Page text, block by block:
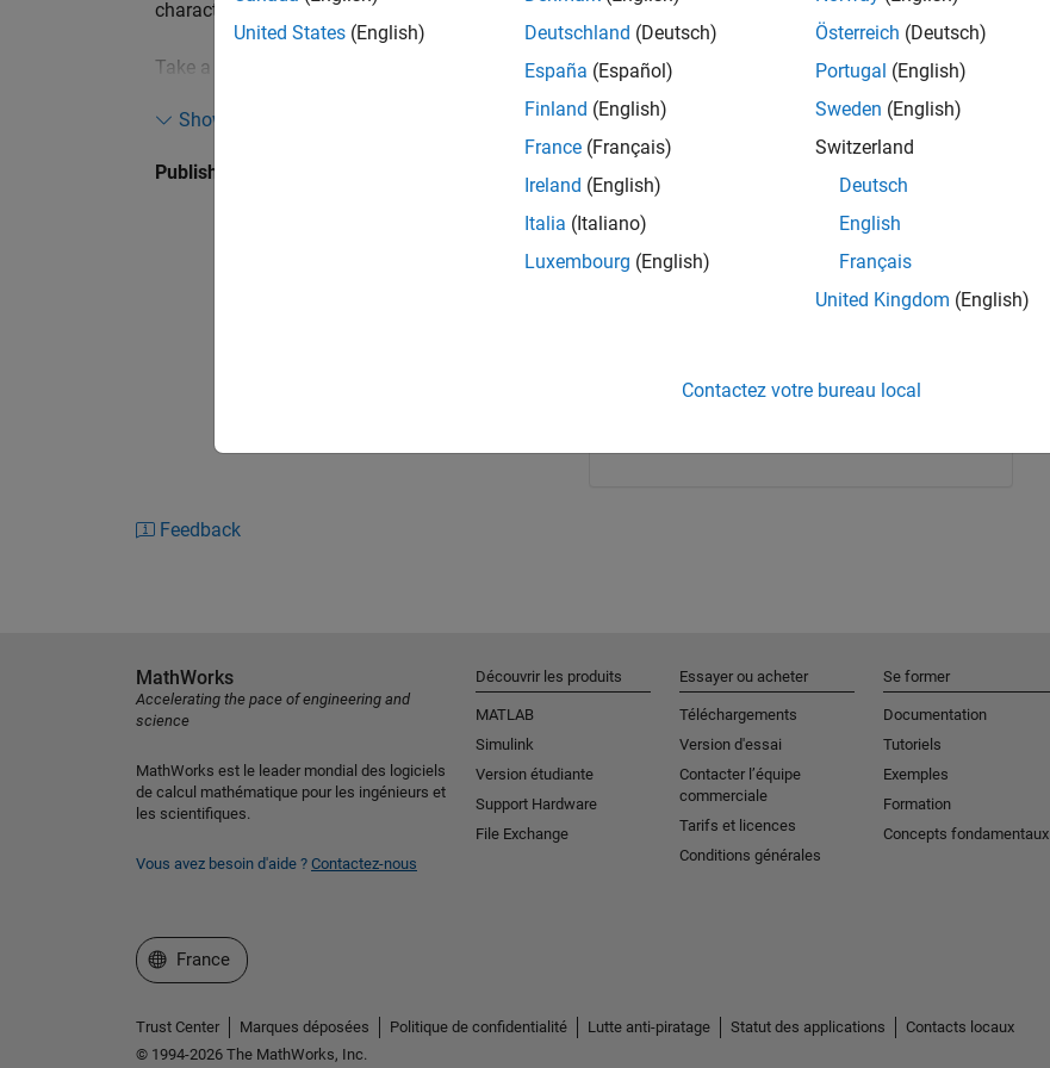
characterize the autonomous navigation system.
Take a systems engineering approach to verifying the autonomous navigation system end to end
and learn how simulations and physical tests can complement each other. The video also covers a
few different path planning metrics like smoothness and minimum clearance as well as tracking
Show more
Published: 12 Aug 2020
RELATED INFORMATION
Feedback
United States (English)
Deutschland (Deutsch)
España (Español)
Finland (English)
France (Français)
Ireland (English)
Italia (Italiano)
Luxembourg (English)
Österreich (Deutsch)
Portugal (English)
Sweden (English)
Switzerland
Deutsch
English
Français
United Kingdom (English)
Contactez votre bureau local
MathWorks
Accelerating the pace of engineering and
science
MathWorks est le leader mondial des logiciels
de calcul mathématique pour les ingénieurs et
les scientifiques.
Vous avez besoin d'aide ? Contactez-nous
Découvrir les produits
MATLAB
Simulink
Version étudiante
Support Hardware
File Exchange
Essayer ou acheter
Téléchargements
Version d'essai
Contacter l’équipe
commerciale
Tarifs et licences
Conditions générales
Se former
Documentation
Tutoriels
Exemples
Formation
Concepts fondamentaux
Sélectionner un site web
France
Trust Center Marques déposées Politique de confidentialité Lutte anti-piratage Statut des applications
Contacts locaux
© 1994-2026 The MathWorks, Inc.